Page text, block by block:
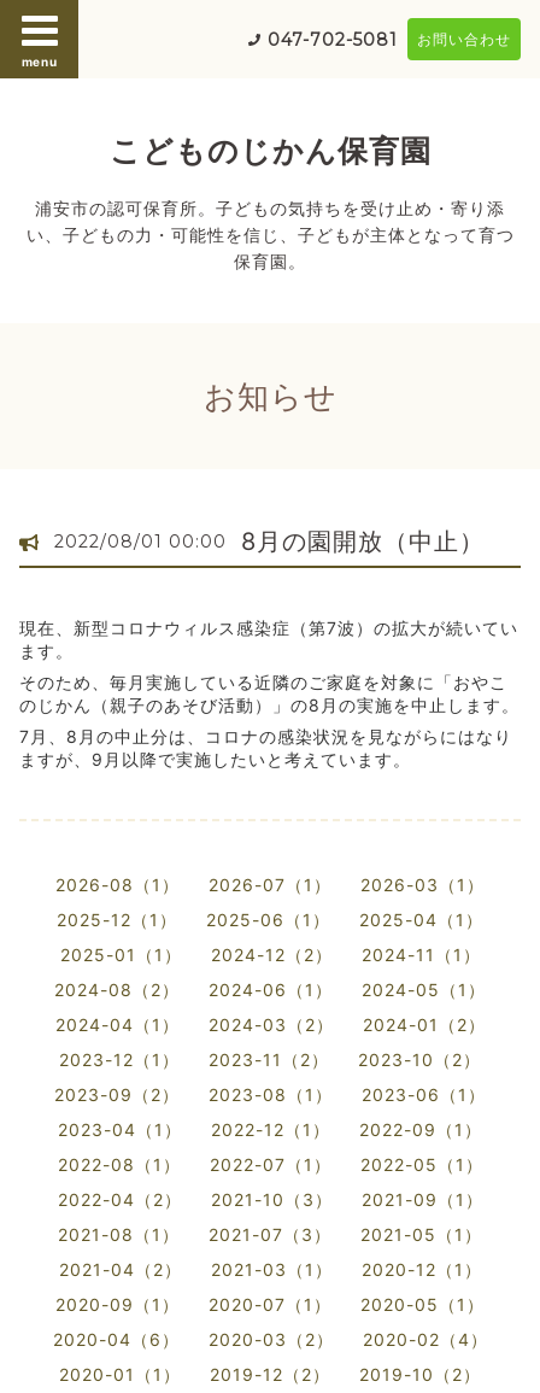
menu
047-702-5081 お問い合わせ
こどものじかん保育園
浦安市の認可保育所。子どもの気持ちを受け止め・寄り添
い、子どもの力・可能性を信じ、子どもが主体となって育つ
保育園。
お知らせ
2022/08/01 00:00 8月の園開放（中止）
現在、新型コロナウィルス感染症（第7波）の拡大が続いてい
ます。
そのため、毎月実施している近隣のご家庭を対象に「おやこ
のじかん（親子のあそび活動）」の8月の実施を中止します。
7月、8月の中止分は、コロナの感染状況を見ながらにはなり
ますが、9月以降で実施したいと考えています。
2026-08（1） 2026-07（1）
2026-03（1）
2025-12（1）
2025-06（1）
2025-04（1）
2025-01（1）
2024-12（2）
2024-11（1）
2024-08（2）
2024-06（1）
2024-05（1）
2024-04（1）
2024-03（2）
2024-01（2）
2023-12（1）
2023-11（2）
2023-10（2）
2023-09（2）
2023-08（1）
2023-06（1）
2023-04（1）
2022-12（1）
2022-09（1）
2022-08（1）
2022-07（1）
2022-05（1）
2022-04（2）
2021-10（3）
2021-09（1）
2021-08（1）
2021-07（3）
2021-05（1）
2021-04（2）
2021-03（1）
2020-12（1）
2020-09（1）
2020-07（1）
2020-05（1）
2020-04（6）
2020-03（2）
2020-02（4）
2020-01（1）
2019-12（2）
2019-10（2）